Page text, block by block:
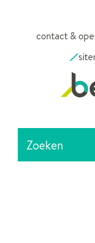
contact &
Stad
kunnen
we